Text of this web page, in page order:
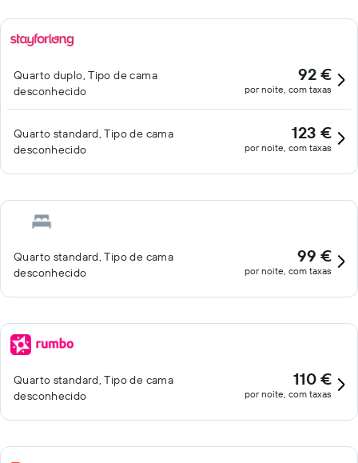
Quarto duplo, Tipo de cama
desconhecido
92 €
por noite, com taxas
Quarto standard, Tipo de cama
desconhecido
123 €
por noite, com taxas
Quarto standard, Tipo de cama
desconhecido
99 €
por noite, com taxas
Quarto standard, Tipo de cama
desconhecido
110 €
por noite, com taxas